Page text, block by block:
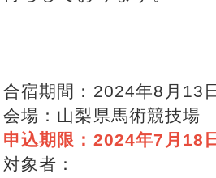
合宿期間：2024年8月13
会場：山梨県馬術競技場
申込期限：2024年7月18
対象者：